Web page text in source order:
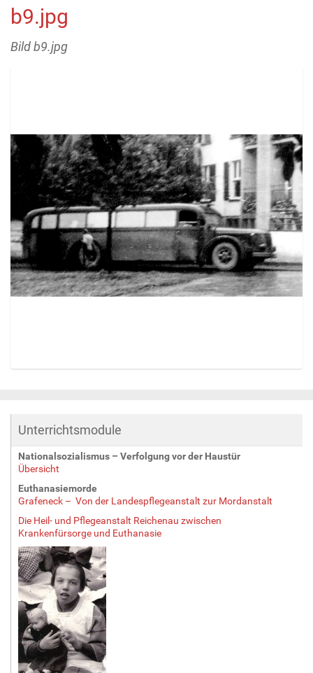
b9.jpg
Bild b9.jpg
e
B
i
l
d
i
n
v
l
l
e
r
G
r
ö
e
Unterrichtsmodule
Nationalsozialismus – Verfolgung vor der Haustür
Übersicht
Euthanasiemorde
Grafeneck – Von der Landespflegeanstalt zur Mordanstalt
Die Heil- und Pflegeanstalt Reichenau zwischen
Krankenfürsorge und Euthanasie